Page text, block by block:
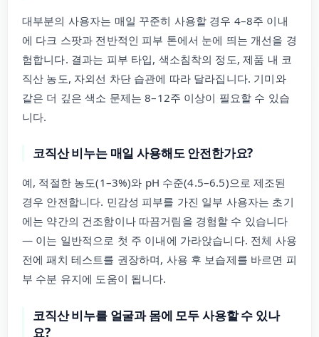
대부분의 사용자는 매일 꾸준히 사용할 경우 4–8주 이내
에 다크 스팟과 전반적인 피부 톤에서 눈에 띄는 개선을 경
험합니다. 결과는 피부 타입, 색소침착의 정도, 제품 내 코
직산 농도, 자외선 차단 습관에 따라 달라집니다. 기미와
같은 더 깊은 색소 문제는 8–12주 이상이 필요할 수 있습
니다.
코직산 비누는 매일 사용해도 안전한가요?
예, 적절한 농도(1–3%)와 pH 수준(4.5–6.5)으로 제조된
경우 안전합니다. 민감성 피부를 가진 일부 사용자는 초기
에는 약간의 건조함이나 따끔거림을 경험할 수 있습니다
— 이는 일반적으로 첫 주 이내에 가라앉습니다. 전체 사용
전에 패치 테스트를 권장하며, 사용 후 보습제를 바르면 피
부 수분 유지에 도움이 됩니다.
코직산 비누를 얼굴과 몸에 모두 사용할 수 있나
요?